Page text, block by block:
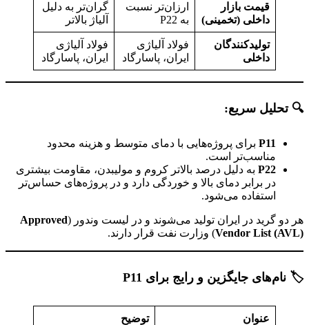
قیمت بازار
داخلی (تخمینی)
ارزان‌تر نسبت
به P22
گران‌تر به دلیل
آلیاژ بالاتر
تولیدکنندگان
داخلی
فولاد آلیاژی
ایران، پاسارگاد
فولاد آلیاژی
ایران، پاسارگاد
🔍 تحلیل سریع:
P11 برای پروژه‌هایی با دمای متوسط و هزینه محدود
مناسب‌تر است.
P22 به دلیل درصد بالاتر کروم و مولیبدن، مقاومت بیشتری
در برابر دمای بالا و خوردگی دارد و در پروژه‌های حساس‌تر
استفاده می‌شود.
هر دو گرید در ایران تولید می‌شوند و در لیست وندور (Approved
Vendor List (AVL)) وزارت نفت قرار دارند.
🏷️ نام‌های جایگزین و رایج برای P11
عنوان توضیح